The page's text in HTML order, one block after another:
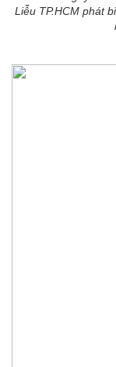
Liễu TP.HCM phát